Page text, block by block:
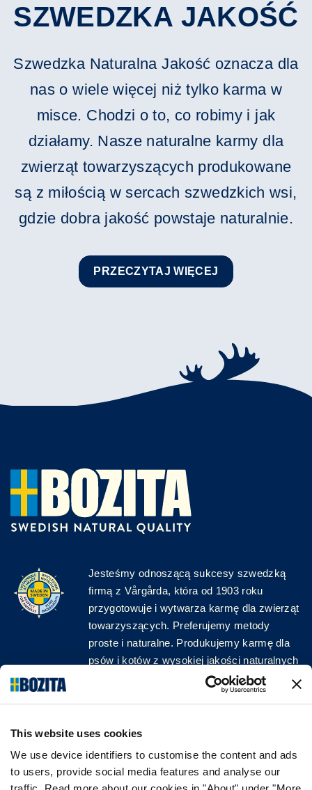
This website uses cookies
We use device identifiers to customise the content and ads
to users, provide social media features and analyse our
SZWEDZKA JAKOŚĆ
Szwedzka Naturalna Jakość oznacza dla
nas o wiele więcej niż tylko karma w
misce. Chodzi o to, co robimy i jak
działamy. Nasze naturalne karmy dla
zwierząt towarzyszących produkowane
są z miłością w sercach szwedzkich wsi,
gdzie dobra jakość powstaje naturalnie.
PRZECZYTAJ WIĘCEJ
Jesteśmy odnoszącą sukcesy szwedzką
firmą z Vårgårda, która od 1903 roku
przygotowuje i wytwarza karmę dla zwierząt
towarzyszących. Preferujemy metody
proste i naturalne. Produkujemy karmę dla
psów i kotów z wysokiej jakości naturalnych
surowców, bez zbędnych dodatków!
ŚLEDŹ NAS W MEDIACH